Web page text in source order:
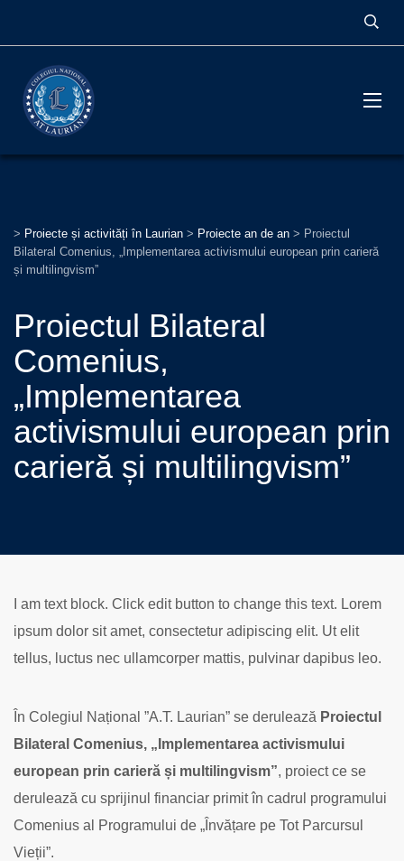
> Proiecte și activități în Laurian > Proiecte an de an > Proiectul
Bilateral Comenius, „Implementarea activismului european prin carieră
și multilingvism”
Proiectul Bilateral
Comenius,
„Implementarea
activismului european prin
carieră și multilingvism”
I am text block. Click edit button to change this text. Lorem
ipsum dolor sit amet, consectetur adipiscing elit. Ut elit
tellus, luctus nec ullamcorper mattis, pulvinar dapibus leo.
În Colegiul Național ”A.T. Laurian” se derulează Proiectul
Bilateral Comenius, „ Implementarea activismului
european prin carieră și multilingvism”, proiect ce se
derulează cu sprijinul financiar primit în cadrul programului
Comenius al Programului de „Învățare pe Tot Parcursul
Vieții”.